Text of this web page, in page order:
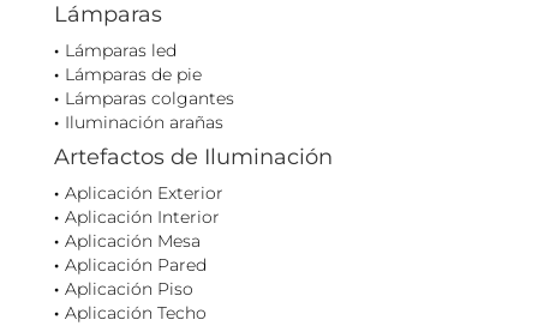
Lámparas
Lámparas led
Lámparas de pie
Lámparas colgantes
Iluminación arañas
Artefactos de Iluminación
Aplicación Exterior
Aplicación Interior
Aplicación Mesa
Aplicación Pared
Aplicación Piso
Aplicación Techo